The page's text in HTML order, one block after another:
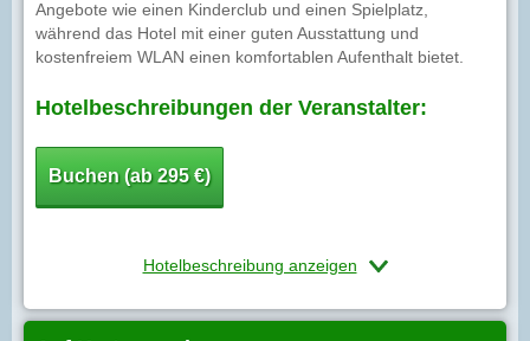
Angebote wie einen Kinderclub und einen Spielplatz,
während das Hotel mit einer guten Ausstattung und
kostenfreiem WLAN einen komfortablen Aufenthalt bietet.
Hotelbeschreibungen der Veranstalter:
Buchen (ab 295 €)
Hotelbeschreibung anzeigen